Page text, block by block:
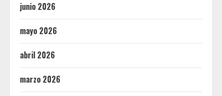
junio 2026
mayo 2026
abril 2026
marzo 2026